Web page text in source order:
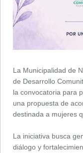
La Municipalidad de
de Desarrollo
la convocatoria para
una propuesta de
destinada a mujeres
La iniciativa busca
diálogo y